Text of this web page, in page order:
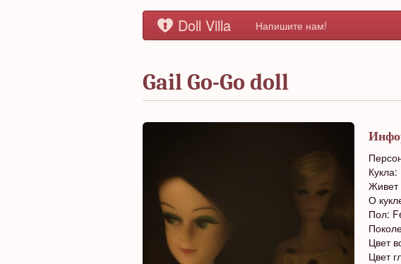
Doll Villa Напишите нам!
Gail Go-Go doll
Кукла:
Живет
О
Пол:
Цвет
Цвет